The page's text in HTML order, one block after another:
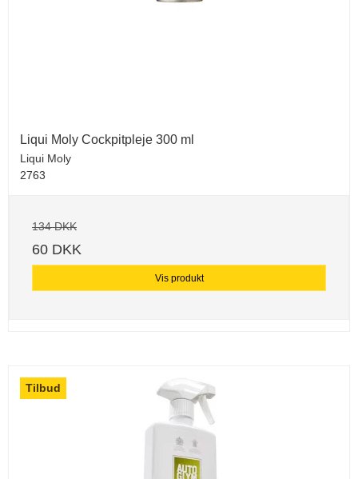
Liqui Moly Cockpitpleje 300 ml
Liqui Moly
2763
134 DKK
60 DKK
Vis produkt
Tilbud